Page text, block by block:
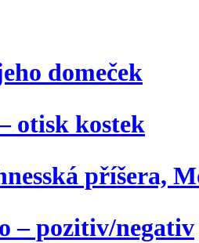
domeček
otisk kostek
příšera,
– pozitiv/negativ